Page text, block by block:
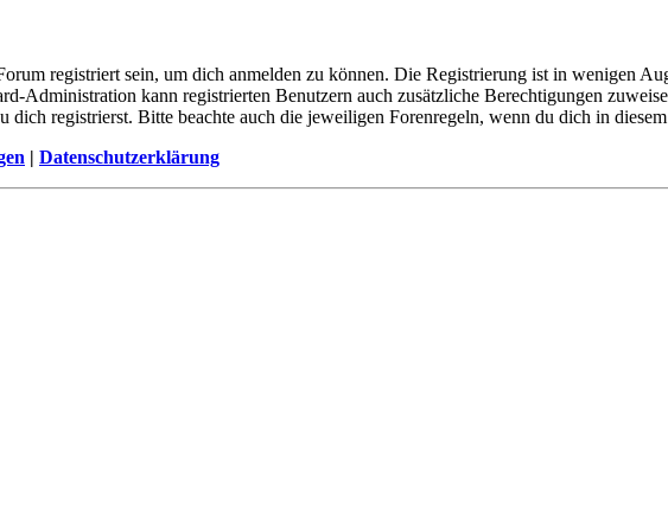
registriert sein, um dich anmelden zu können. Die Registrierung ist in wenigen
Administration kann registrierten Benutzern auch zusätzliche Berechtigungen
dich registrierst. Bitte beachte auch die jeweiligen Forenregeln, wenn du dich in
| Datenschutzerklärung